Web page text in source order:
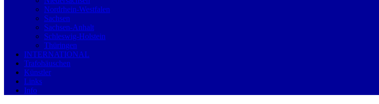
Nordrhein-Westfalen
Sachsen
Sachsen-Anhalt
Schleswig-Holstein
Thüringen
INTERNATIONAL
Trafohäuschen
Künstler
Links
Info